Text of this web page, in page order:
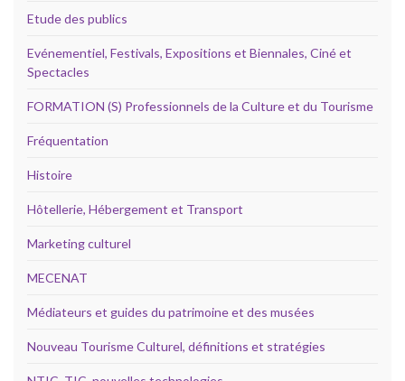
Etude des publics
Evénementiel, Festivals, Expositions et Biennales, Ciné et
Spectacles
FORMATION (S) Professionnels de la Culture et du Tourisme
Fréquentation
Histoire
Hôtellerie, Hébergement et Transport
Marketing culturel
MECENAT
Médiateurs et guides du patrimoine et des musées
Nouveau Tourisme Culturel, définitions et stratégies